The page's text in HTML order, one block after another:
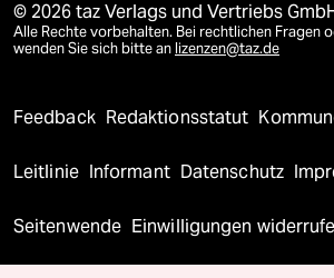
© 2026 taz Verlags und Vertriebs
Alle Rechte vorbehalten. Bei rechtlichen Fragen
wenden Sie sich bitte an lizenzen@taz.de
Feedback Redaktionsstatut
Leitlinie Informant Datenschutz
Seitenwende Einwilligungen